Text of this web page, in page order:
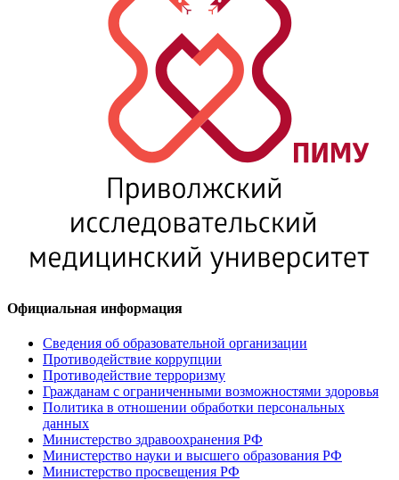
Официальная информация
Сведения об образовательной организации
Противодействие коррупции
Противодействие терроризму
Гражданам с ограниченными возможностями здоровья
Политика в отношении обработки персональных
данных
Министерство здравоохранения РФ
Министерство науки и высшего образования РФ
Министерство просвещения РФ